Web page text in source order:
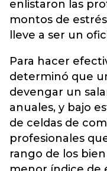
enlistaron las
montos de
lleve a ser un
Para hacer
determinó que
devengar un
anuales, y bajo
de celdas de
profesionales
rango de los